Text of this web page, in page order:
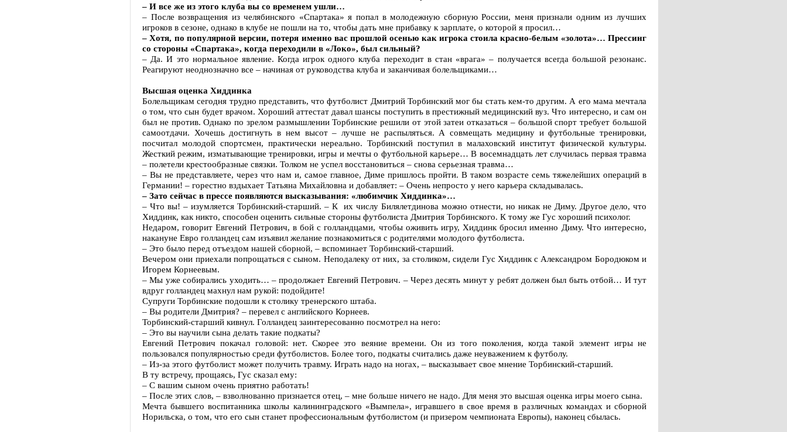
– И все же из этого клуба вы со временем ушли…
– После возвращения из челябинского «Спартака» я попал в молодежную сборную России, меня признали одним из лучших
игроков в сезоне, однако в клубе не пошли на то, чтобы дать мне прибавку к зарплате, о которой я просил…
– Хотя, по популярной версии, потеря именно вас прошлой осенью как игрока стоила красно-белым «золота»… Прессинг
со стороны «Спартака», когда переходили в «Локо», был сильный?
– Да. И это нормальное явление. Когда игрок одного клуба переходит в стан «врага» – получается всегда большой резонанс.
Реагируют неоднозначно все – начиная от руководства клуба и заканчивая болельщиками…
Высшая оценка Хиддинка
Болельщикам сегодня трудно представить, что футболист Дмитрий Торбинский мог бы стать кем-то другим. А его мама мечтала
о том, что сын будет врачом. Хороший аттестат давал шансы поступить в престижный медицинский вуз. Что интересно, и сам он
был не против. Однако по зрелом размышлении Торбинские решили от этой затеи отказаться – большой спорт требует большой
самоотдачи. Хочешь достигнуть в нем высот – лучше не распыляться. А совмещать медицину и футбольные тренировки,
посчитал молодой спортсмен, практически нереально. Торбинский поступил в малаховский институт физической культуры.
Жесткий режим, изматывающие тренировки, игры и мечты о футбольной карьере… В восемнадцать лет случилась первая травма
– полетели крестообразные связки. Толком не успел восстановиться – снова серьезная травма…
– Вы не представляете, через что нам и, самое главное, Диме пришлось пройти. В таком возрасте семь тяжелейших операций в
Германии! – горестно вздыхает Татьяна Михайловна и добавляет: – Очень непросто у него карьера складывалась.
– Зато сейчас в прессе появляются высказывания: «любимчик Хиддинка»…
– Что вы! – изумляется Торбинский-старший. – К их числу Билялетдинова можно отнести, но никак не Диму. Другое дело, что
Хиддинк, как никто, способен оценить сильные стороны футболиста Дмитрия Торбинского. К тому же Гус хороший психолог.
Недаром, говорит Евгений Петрович, в бой с голландцами, чтобы оживить игру, Хиддинк бросил именно Диму. Что интересно,
накануне Евро голландец сам изъявил желание познакомиться с родителями молодого футболиста.
– Это было перед отъездом нашей сборной, – вспоминает Торбинский-старший.
Вечером они приехали попрощаться с сыном. Неподалеку от них, за столиком, сидели Гус Хиддинк с Александром Бородюком и
Игорем Корнеевым.
– Мы уже собирались уходить… – продолжает Евгений Петрович. – Через десять минут у ребят должен был быть отбой… И тут
вдруг голландец махнул нам рукой: подойдите!
Супруги Торбинские подошли к столику тренерского штаба.
– Вы родители Дмитрия? – перевел с английского Корнеев.
Торбинский-старший кивнул. Голландец заинтересованно посмотрел на него:
– Это вы научили сына делать такие подкаты?
Евгений Петрович покачал головой: нет. Скорее это веяние времени. Он из того поколения, когда такой элемент игры не
пользовался популярностью среди футболистов. Более того, подкаты считались даже неуважением к футболу.
– Из-за этого футболист может получить травму. Играть надо на ногах, – высказывает свое мнение Торбинский-старший.
В ту встречу, прощаясь, Гус сказал ему:
– С вашим сыном очень приятно работать!
– После этих слов, – взволнованно признается отец, – мне больше ничего не надо. Для меня это высшая оценка игры моего сына.
Мечта бывшего воспитанника школы калининградского «Вымпела», игравшего в свое время в различных командах и сборной
Норильска, о том, что его сын станет профессиональным футболистом (и призером чемпионата Европы), наконец сбылась.